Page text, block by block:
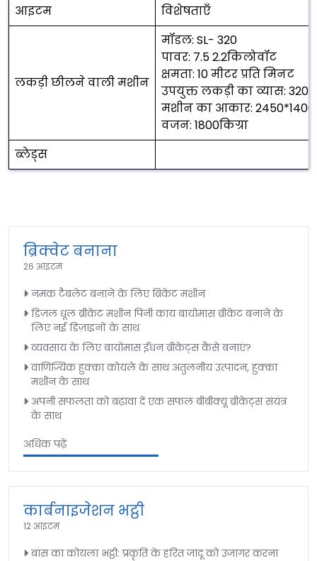
आइटम विशेषताएँ
लकड़ी छीलने वाली मशीन
मॉडल: SL- 320
पावर: 7.5 2.2किलोवॉट
क्षमता: 10 मीटर प्रति मिनट
उपयुक्त लकड़ी का व्यास:
मशीन का आकार:
वजन: 1800किग्रा
ब्लेड्स
ब्रिक्वेट बनाना
26 आइटम
नमक टैबलेट बनाने के लिए ब्रिकेट मशीन
डिज़ल धूल ब्रीकेट मशीन पिनी काय बायोमास ब्रीकेट बनाने के
लिए नई डिज़ाइनों के साथ
व्यवसाय के लिए बायोमास ईंधन ब्रीकेट्स कैसे बनाएं?
वाणिज्यिक हुक्का कोयले के साथ अतुलनीय उत्पादन, हुक्का
मशीन के साथ
अपनी सफलता को बढ़ावा दें एक सफल बीबीक्यू ब्रीकेट्स संयंत्र
के साथ
अधिक पढ़ें
कार्बनाइजेशन भट्ठी
12 आइटम
बांस का कोयला भट्ठी: प्रकृति के हरित जादू को उजागर करना